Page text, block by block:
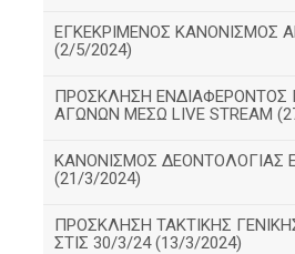
ΕΓΚΕΚΡΙΜΕΝΟΣ ΚΑΝΟΝΙΣΜΟΣ
(2/5/2024)
ΠΡΟΣΚΛΗΣΗ ΕΝΔΙΑΦΕΡΟΝΤΟΣ
ΑΓΩΝΩΝ ΜΕΣΩ LIVE STREAM
ΚΑΝΟΝΙΣΜΟΣ ΔΕΟΝΤΟΛΟΓΙΑΣ
(21/3/2024)
ΠΡΟΣΚΛΗΣΗ ΤΑΚΤΙΚΗΣ
ΣΤΙΣ 30/3/24 (13/3/2024)